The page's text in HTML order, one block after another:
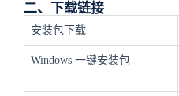
二、下载链接
安装包下载
Windows 一键安装包